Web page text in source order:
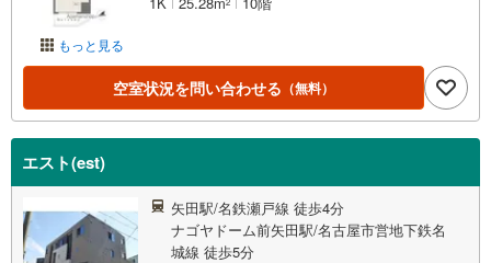
もっと見る
空室状況を問い合わせる （無料）
エスト(est)
矢田駅/名鉄瀬戸線 徒歩4分
ナゴヤドーム前矢田駅/名古屋市営地下鉄名
城線 徒歩5分